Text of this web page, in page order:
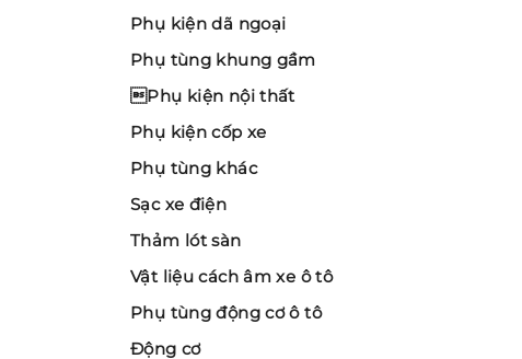
Phụ kiện dã ngoại
Phụ tùng khung gầm
Phụ kiện nội thất
Phụ kiện cốp xe
Phụ tùng khác
Sạc xe điện
Thảm lót sàn
Vật liệu cách âm xe ô tô
Phụ tùng động cơ ô tô
Động cơ